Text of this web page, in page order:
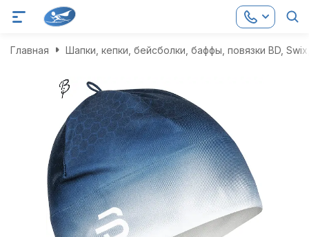
Главная Шапки, кепки, бейсболки, баффы, повязки BD,